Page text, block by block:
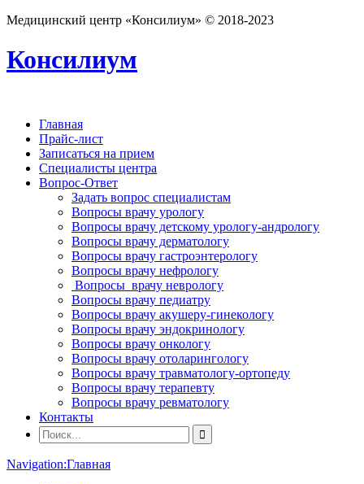
Медицинский центр «Консилиум» © 2018-2023
Консилиум
Главная
Прайс-лист
Записаться на прием
Специалисты центра
Вопрос-Ответ
Задать вопрос специалистам
Вопросы врачу урологу
Вопросы врачу детскому урологу-андрологу
Вопросы врачу дерматологу
Вопросы врачу гастроэнтерологу
Вопросы врачу нефрологу
Вопросы врачу неврологу
Вопросы врачу педиатру
Вопросы врачу акушеру-гинекологу
Вопросы врачу эндокринологу
Вопросы врачу онкологу
Вопросы врачу отоларингологу
Вопросы врачу травматологу-ортопеду
Вопросы врачу терапевту
Вопросы врачу ревматологу
Контакты
Navigation:Главная